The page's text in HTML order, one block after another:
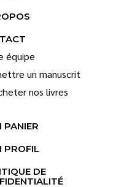
équipe
un manuscrit
nos livres
PANIER
PROFIL
DE